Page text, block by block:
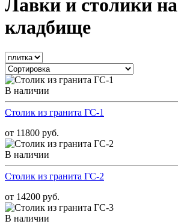
Лавки и столики на
кладбище
В наличии
Столик из гранита ГС-1
от 11800 руб.
В наличии
Столик из гранита ГС-2
от 14200 руб.
В наличии